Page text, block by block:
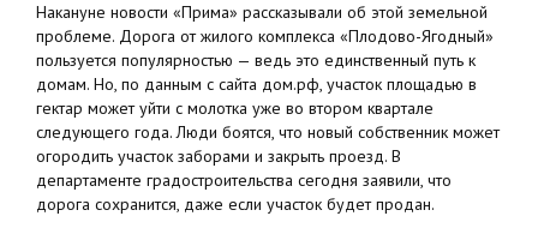
Накануне новости «Прима» рассказывали об этой земельной
проблеме. Дорога от жилого комплекса «Плодово-Ягодный»
пользуется популярностью — ведь это единственный путь к
домам. Но, по данным с сайта дом.рф, участок площадью в
гектар может уйти с молотка уже во втором квартале
следующего года. Люди боятся, что новый собственник может
огородить участок заборами и закрыть проезд. В
департаменте градостроительства сегодня заявили, что
дорога сохранится, даже если участок будет продан.